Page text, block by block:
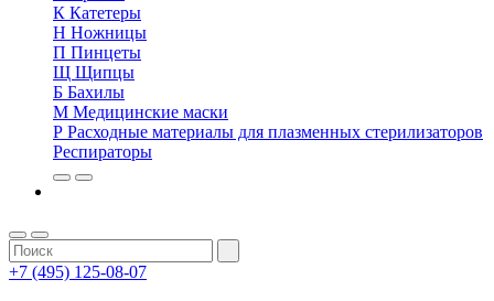
К Катетеры
Н Ножницы
П Пинцеты
Щ Щипцы
Б Бахилы
М Медицинские маски
Р Расходные материалы для плазменных стерилизаторов
Респираторы
+7 (495) 125-08-07